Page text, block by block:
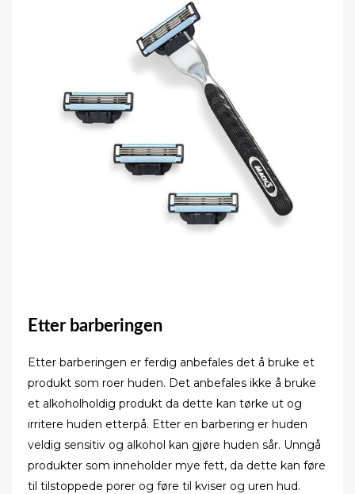
Etter barberingen
Etter barberingen er ferdig anbefales det å bruke et
produkt som roer huden. Det anbefales ikke å bruke
et alkoholholdig produkt da dette kan tørke ut og
irritere huden etterpå. Etter en barbering er huden
veldig sensitiv og alkohol kan gjøre huden sår. Unngå
produkter som inneholder mye fett, da dette kan føre
til tilstoppede porer og føre til kviser og uren hud.